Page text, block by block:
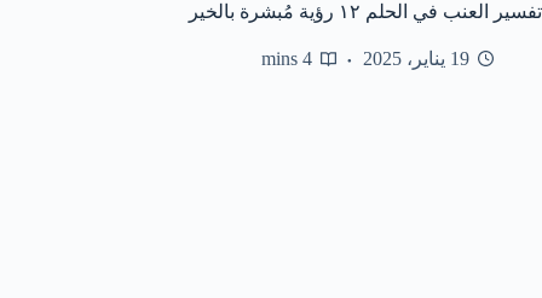
تفسير العنب في الحلم ١٢ رؤية مُبشرة بالخير
19 يناير، 2025 4 mins